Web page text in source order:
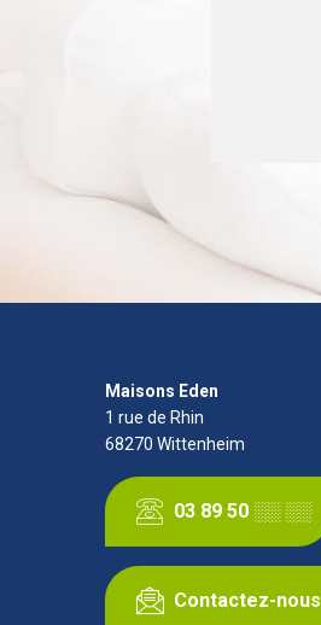
Maisons Eden
1 rue de Rhin
68270 Wittenheim
03 89 50 ░░ ░░
Contactez-nous